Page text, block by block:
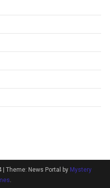
| Theme: News Portal by Mystery